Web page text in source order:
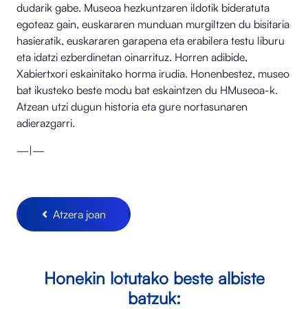
dudarik gabe. Museoa hezkuntzaren ildotik bideratuta
egoteaz gain, euskararen munduan murgiltzen du bisitaria
hasieratik, euskararen garapena eta erabilera testu liburu
eta idatzi ezberdinetan oinarrituz. Horren adibide,
Xabiertxori eskainitako horma irudia. Honenbestez, museo
bat ikusteko beste modu bat eskaintzen du HMuseoa-k.
Atzean utzi dugun historia eta gure nortasunaren
adierazgarri.
—|—
Atzera joan
Honekin lotutako beste albiste
batzuk: